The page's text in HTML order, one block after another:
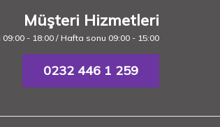
Müşteri Hizmetleri
- 18:00 / Hafta sonu 09:00 - 15:00
0232 446 1 259